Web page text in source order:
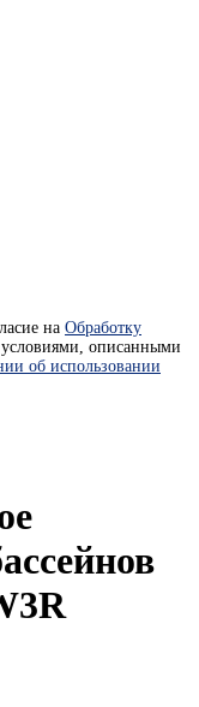
на Обработку
описанными
об использовании